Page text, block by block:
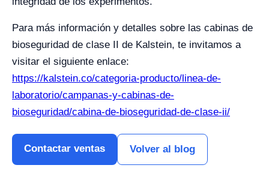
Para más información y detalles sobre las cabinas de
bioseguridad de clase II de Kalstein, te invitamos a
visitar el siguiente enlace:
https://kalstein.co/categoria-producto/linea-de-
laboratorio/campanas-y-cabinas-de-
bioseguridad/cabina-de-bioseguridad-de-clase-ii/
Contactar ventas Volver al blog